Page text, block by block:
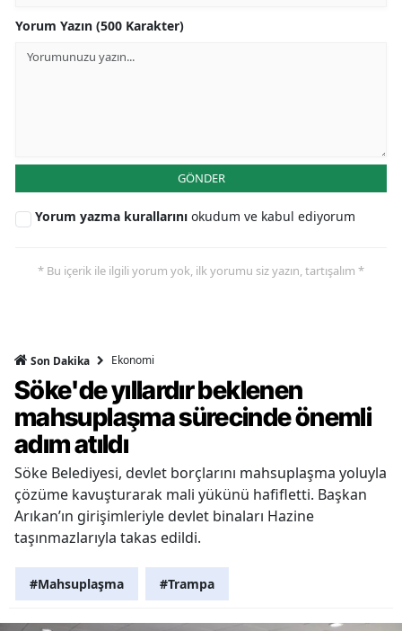
Yorum Yazın (500 Karakter)
GÖNDER
Yorum yazma kurallarını okudum ve kabul ediyorum
* Bu içerik ile ilgili yorum yok, ilk yorumu siz yazın, tartışalım *
Son Dakika Ekonomi
Söke'de yıllardır beklenen
mahsuplaşma sürecinde önemli
adım atıldı
Söke Belediyesi, devlet borçlarını mahsuplaşma yoluyla
çözüme kavuşturarak mali yükünü hafifletti. Başkan
Arıkan’ın girişimleriyle devlet binaları Hazine
taşınmazlarıyla takas edildi.
#Mahsuplaşma #Trampa